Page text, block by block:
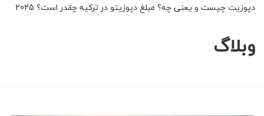
وبلاگ
دپوزیت چیست و یعنی چه؟ مبلغ دپوزیتو در ترکیه چقدر است؟ 2025